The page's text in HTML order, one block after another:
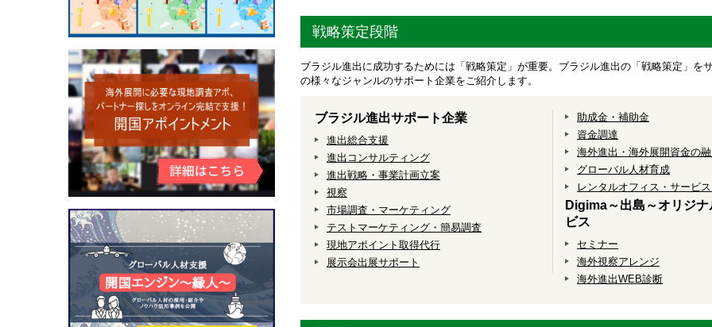
戦略策定段階
ブラジル進出に成功するためには「戦略策定」が重要。ブラジル進出の「戦略策定」
の様々なジャンルのサポート企業をご紹介します。
ブラジル進出サポート企業
進出総合支援
進出コンサルティング
進出戦略・事業計画立案
視察
市場調査・マーケティング
テストマーケティング・簡易調査
現地アポイント取得代行
展示会出展サポート
助成金・補助金
資金調達
海外進出・海外展開資金の
グローバル人材育成
レンタルオフィス・サービ
Digima～出島～オリジ
ビス
セミナー
海外視察アレンジ
海外進出WEB診断